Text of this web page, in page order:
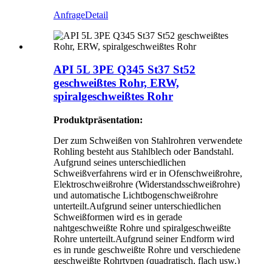
AnfrageDetail
API 5L 3PE Q345 St37 St52
geschweißtes Rohr, ERW,
spiralgeschweißtes Rohr
Produktpräsentation:
Der zum Schweißen von Stahlrohren verwendete
Rohling besteht aus Stahlblech oder Bandstahl.
Aufgrund seines unterschiedlichen
Schweißverfahrens wird er in Ofenschweißrohre,
Elektroschweißrohre (Widerstandsschweißrohre)
und automatische Lichtbogenschweißrohre
unterteilt.Aufgrund seiner unterschiedlichen
Schweißformen wird es in gerade
nahtgeschweißte Rohre und spiralgeschweißte
Rohre unterteilt.Aufgrund seiner Endform wird
es in runde geschweißte Rohre und verschiedene
geschweißte Rohrtypen (quadratisch, flach usw.)